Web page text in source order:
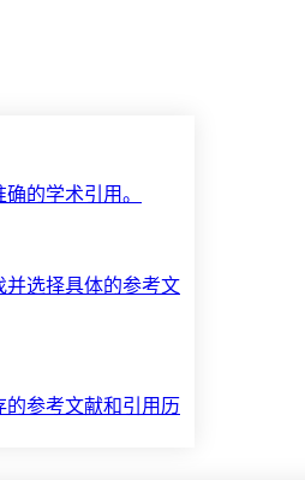
的学术引用。
并选择具体的参考文
参考文献和引用历